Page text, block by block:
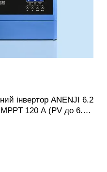
інвертор ANENJI 6.2
120 A (PV до 6.5
чиста синусоїда